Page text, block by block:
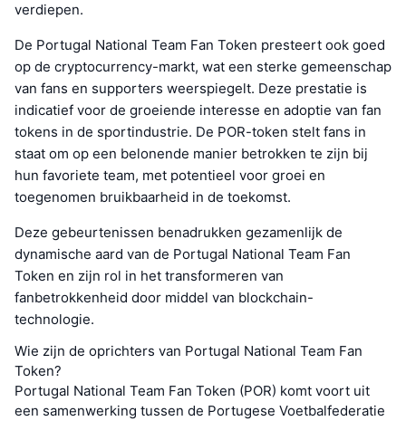
verdiepen.
De Portugal National Team Fan Token presteert ook goed
op de cryptocurrency-markt, wat een sterke gemeenschap
van fans en supporters weerspiegelt. Deze prestatie is
indicatief voor de groeiende interesse en adoptie van fan
tokens in de sportindustrie. De POR-token stelt fans in
staat om op een belonende manier betrokken te zijn bij
hun favoriete team, met potentieel voor groei en
toegenomen bruikbaarheid in de toekomst.
Deze gebeurtenissen benadrukken gezamenlijk de
dynamische aard van de Portugal National Team Fan
Token en zijn rol in het transformeren van
fanbetrokkenheid door middel van blockchain-
technologie.
Wie zijn de oprichters van Portugal National Team Fan
Token?
Portugal National Team Fan Token (POR) komt voort uit
een samenwerking tussen de Portugese Voetbalfederatie